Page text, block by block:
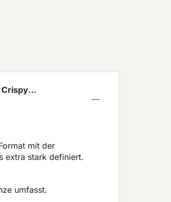
Crispy
mit der
extra stark definiert.
umfasst.